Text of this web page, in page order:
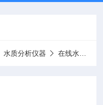
水质分析仪器 在线水质检测仪器